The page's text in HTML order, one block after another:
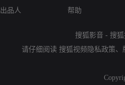
出品人
帮助
搜狐影音 - 搜
请仔细阅读 搜狐视频隐私政策、